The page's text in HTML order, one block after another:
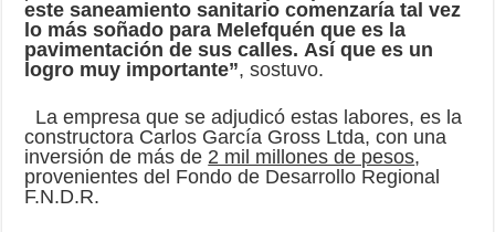
este saneamiento sanitario comenzaría tal vez
lo más soñado para Melefquén que es la
pavimentación de sus calles. Así que es un
logro muy importante”, sostuvo.
La empresa que se adjudicó estas labores, es la
constructora Carlos García Gross Ltda, con una
inversión de más de 2 mil millones de pesos,
provenientes del Fondo de Desarrollo Regional
F.N.D.R.